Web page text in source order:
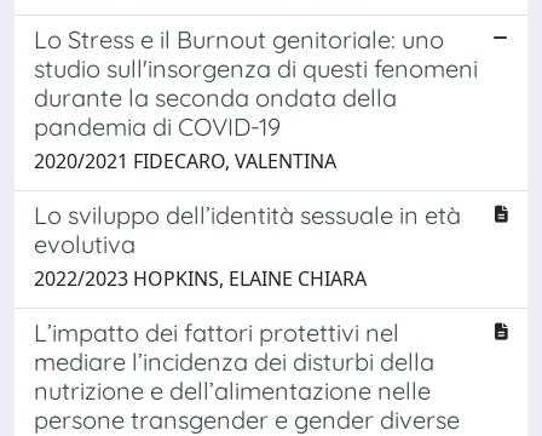
Lo Stress e il Burnout genitoriale: uno
studio sull'insorgenza di questi fenomeni
durante la seconda ondata della
pandemia di COVID-19
2020/2021 FIDECARO, VALENTINA
Lo sviluppo dell’identità sessuale in età
evolutiva
2022/2023 HOPKINS, ELAINE CHIARA
L’impatto dei fattori protettivi nel
mediare l’incidenza dei disturbi della
nutrizione e dell’alimentazione nelle
persone transgender e gender diverse